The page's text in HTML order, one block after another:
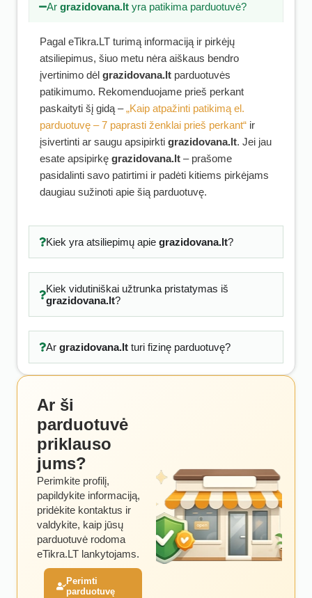
Argrazidovana.lt yra patikima parduotuvė?
Pagal eTikra.LT turimą informaciją ir pirkėjų
atsiliepimus, šiuo metu nėra aiškaus bendro
įvertinimo dėl grazidovana.lt parduotuvės
patikimumo. Rekomenduojame prieš perkant
paskaityti šį gidą –„Kaip atpažinti patikimą el.
parduotuvę – 7 paprasti ženklai prieš perkant“ ir
įsivertinti ar saugu apsipirkti grazidovana.lt. Jei jau
esate apsipirkę grazidovana.lt – prašome
pasidalinti savo patirtimi ir padėti kitiems pirkėjams
daugiau sužinoti apie šią parduotuvę.
Kiek yra atsiliepimų apie grazidovana.lt?
Kiek vidutiniškai užtrunka pristatymas iš
grazidovana.lt?
Ar grazidovana.ltturi fizinę parduotuvę?
Ar ši
parduotuvė
priklauso
jums?
Perimkite profilį,
papildykite informaciją,
pridėkite kontaktus ir
valdykite, kaip jūsų
parduotuvė rodoma
eTikra.LT lankytojams.
Perimti
parduotuvę